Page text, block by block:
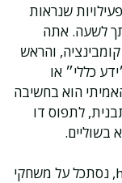
שנראות
לשעה. אתה
והראש
כללי״ או
הוא בחשיבה
לתפוס דו
בשוליים.
בבלוג הזה, שמתאים לרוח של hayotli.co.il, נסתכל על משחקי